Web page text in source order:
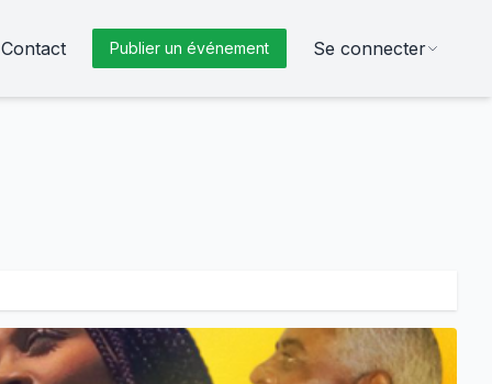
Contact Publier un événement Se connecter